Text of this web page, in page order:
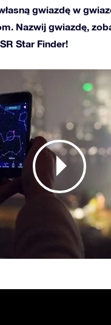
gwiazdę w
Nazwij gwiazdę,
Star Finder!